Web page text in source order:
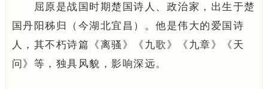
屈原是战国时期楚国诗人、政治家，出生于楚
国丹阳秭归（今湖北宜昌）。他是伟大的爱国诗
人，其不朽诗篇《离骚》《九歌》《九章》《天
问》等，独具风貌，影响深远。